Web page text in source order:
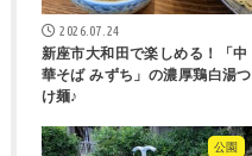
2026.07.24
新座市大和田で楽しめる！「中
華そば みずち」の濃厚鶏白湯つ
け麺♪
公園